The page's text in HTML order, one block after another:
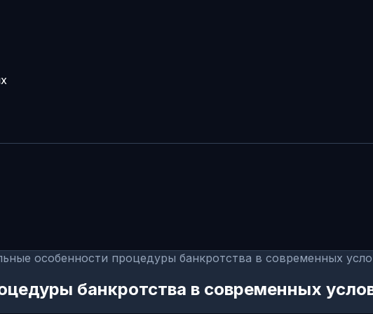
особенности процедуры банкротства в современных
банкротства в современных